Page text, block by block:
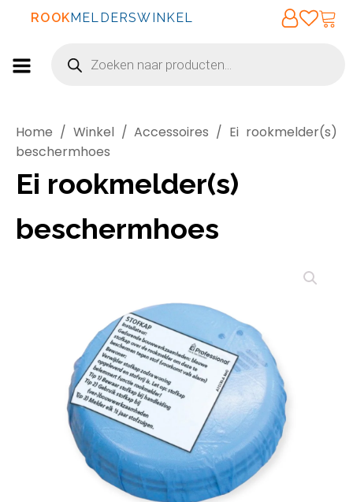
ROOKMELDERSWINKEL
Producten
zoeken
Home / Winkel/Accessoires / Ei rookmelder(s)
beschermhoes
Ei rookmelder(s)
beschermhoes